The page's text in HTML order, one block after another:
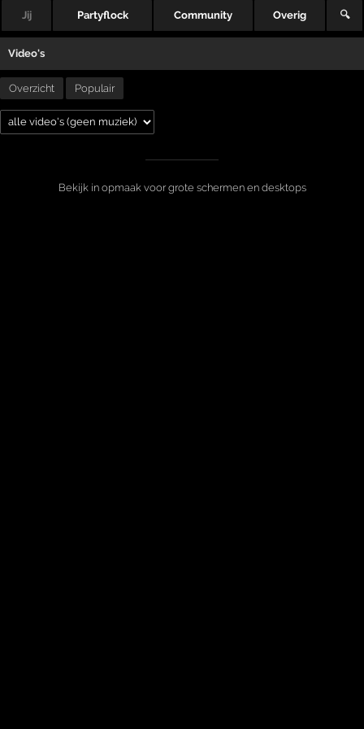
Jij Partyflock Community Overig 🔍
Video's
Overzicht Populair
Bekijk in opmaak voor grote schermen en desktops